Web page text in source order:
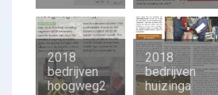
2018
bedrijven
hoogweg2
2018
bedrijven
huizinga